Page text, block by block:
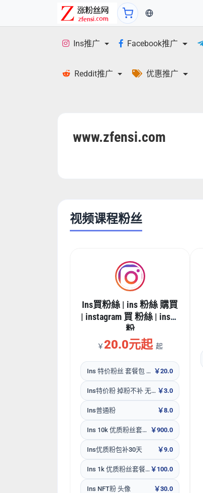
当前语言：繁体
Ins推广 Facebook推广
Reddit推广 优惠推广
www.zfensi.com
视频课程粉丝
Ins買粉絲 | ins 粉絲 購買
| instagram 買 粉絲 | ins買
粉
￥20.0元起 起
Ins 特价粉丝 套餐包 全网性价比最高 ￥20.0
Ins特价粉 掉粉不补 无售后 ￥3.0
Ins普通粉 ￥8.0
Ins 10k 优质粉丝套餐包包补30天 ￥900.0
Ins优质粉包补30天 ￥9.0
Ins 1k 优质粉丝套餐包包补30天 ￥100.0
Ins NFT粉 头像 ￥30.0